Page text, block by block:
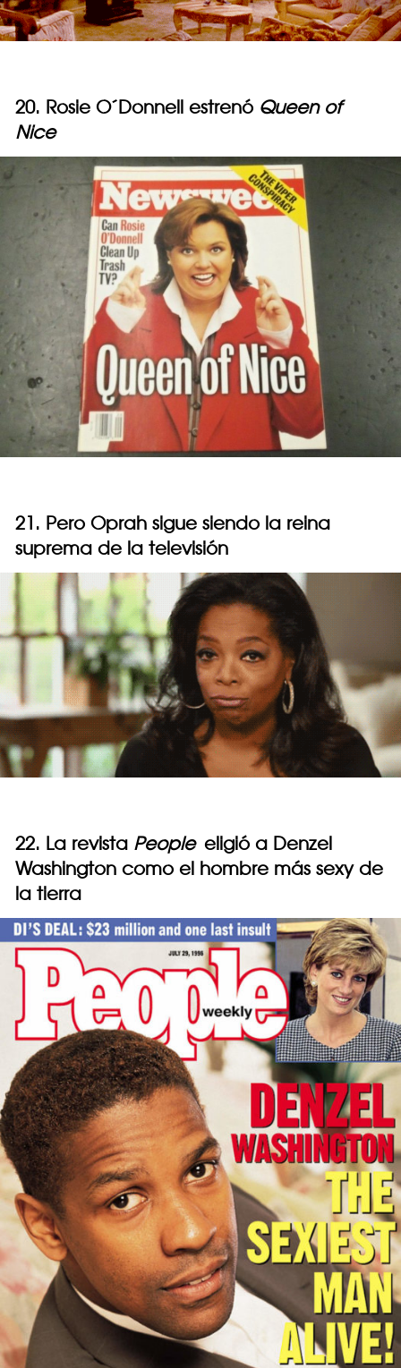
20. Rosie O´Donnell estrenó Queen of
Nice
21. Pero Oprah sigue siendo la reina
suprema de la televisión
22. La revista People eligió a Denzel
Washington como el hombre más sexy de
la tierra